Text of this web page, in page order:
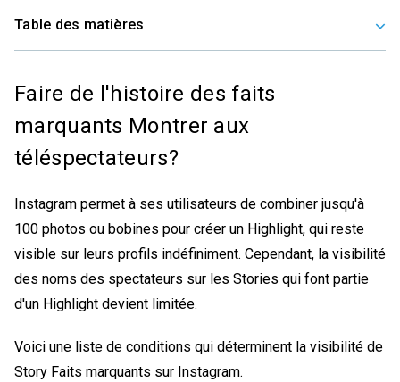
Table des matières
Faire de l'histoire des faits
marquants Montrer aux
téléspectateurs?
Instagram permet à ses utilisateurs de combiner jusqu'à
100 photos ou bobines pour créer un Highlight, qui reste
visible sur leurs profils indéfiniment. Cependant, la visibilité
des noms des spectateurs sur les Stories qui font partie
d'un Highlight devient limitée.
Voici une liste de conditions qui déterminent la visibilité de
Story Faits marquants sur Instagram.